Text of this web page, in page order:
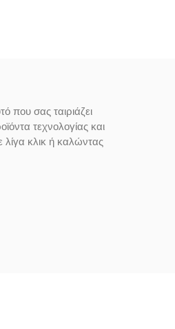
που σας ταιριάζει
τεχνολογίας και
κλικ ή καλώντας